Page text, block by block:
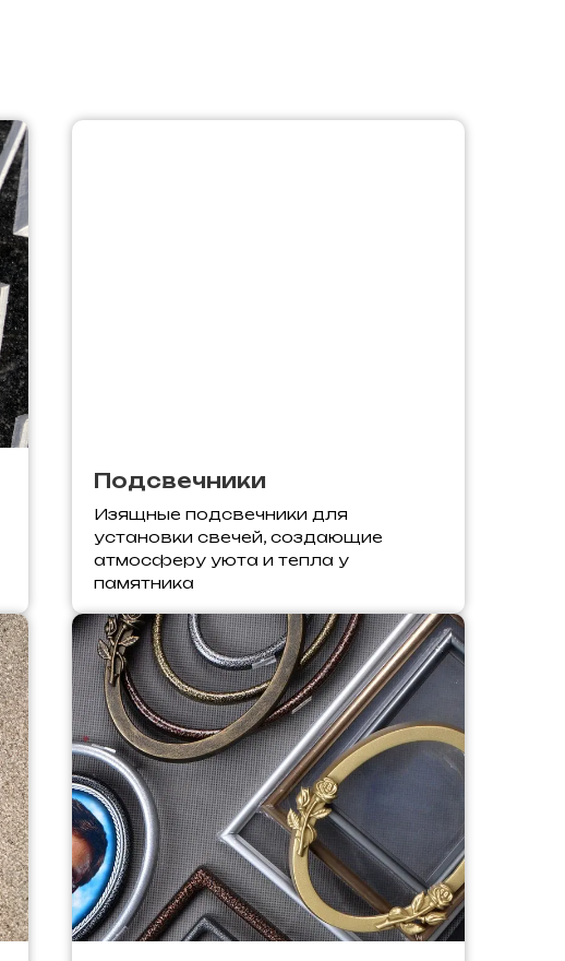
Подсвечники
Изящные подсвечники для
установки свечей, создающие
атмосферу уюта и тепла у
памятника